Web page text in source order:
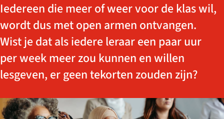
Iedereen die meer of weer voor de klas wil,
wordt dus met open armen ontvangen.
Wist je dat als iedere leraar een paar uur
per week meer zou kunnen en willen
lesgeven, er geen tekorten zouden zijn?